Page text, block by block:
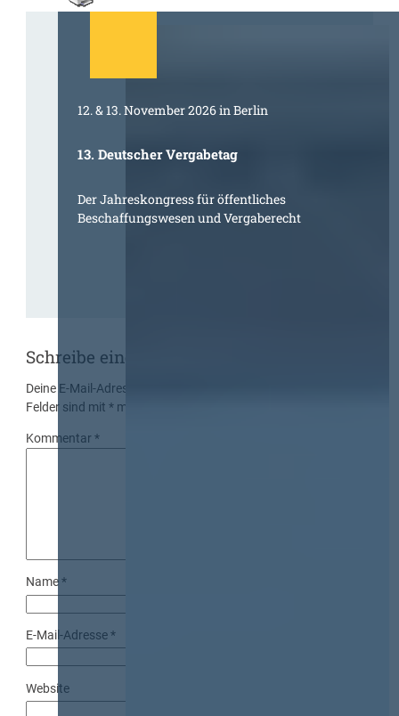
12. & 13. November 2026 in Berlin
13. Deutscher Vergabetag
Der Jahreskongress für öffentliches
Beschaffungswesen und Vergaberecht
Schreibe einen Kommentar
Deine E-Mail-Adresse wird nicht veröffentlicht.
Felder sind mit* markiert
Kommentar*
Name*
E-Mail-Adresse*
Website